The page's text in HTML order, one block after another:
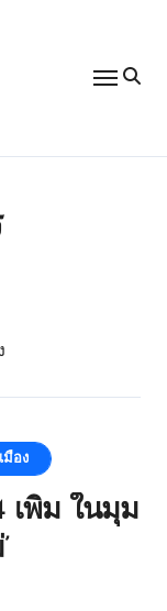
มือง
เพิ่ม ในมุม